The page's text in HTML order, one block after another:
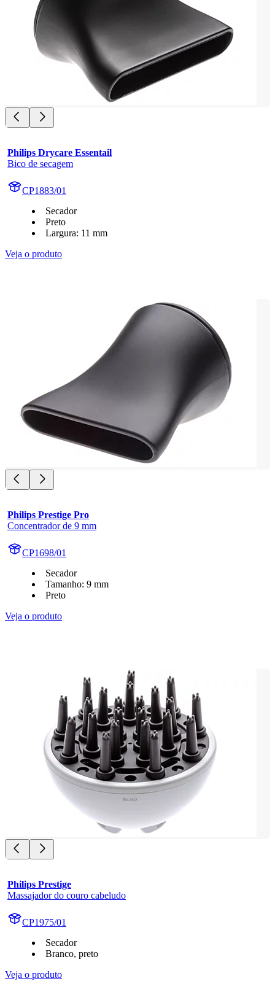
Philips Drycare Essentail
Bico de secagem
CP1883/01
Secador
Preto
Largura: 11 mm
Veja o produto
Philips Prestige Pro
Concentrador de 9 mm
CP1698/01
Secador
Tamanho: 9 mm
Preto
Veja o produto
Philips Prestige
Massajador do couro cabeludo
CP1975/01
Secador
Branco, preto
Veja o produto